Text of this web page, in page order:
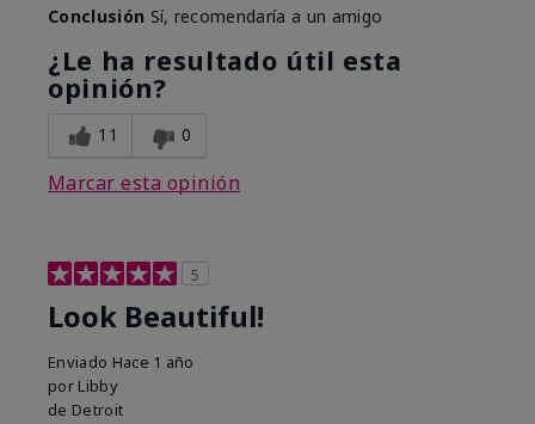
Conclusión Sí, recomendaría a un amigo
¿Le ha resultado útil esta
opinión?
11 0
Marcar esta opinión
5
Look Beautiful!
Enviado Hace 1 año
por Libby
de Detroit